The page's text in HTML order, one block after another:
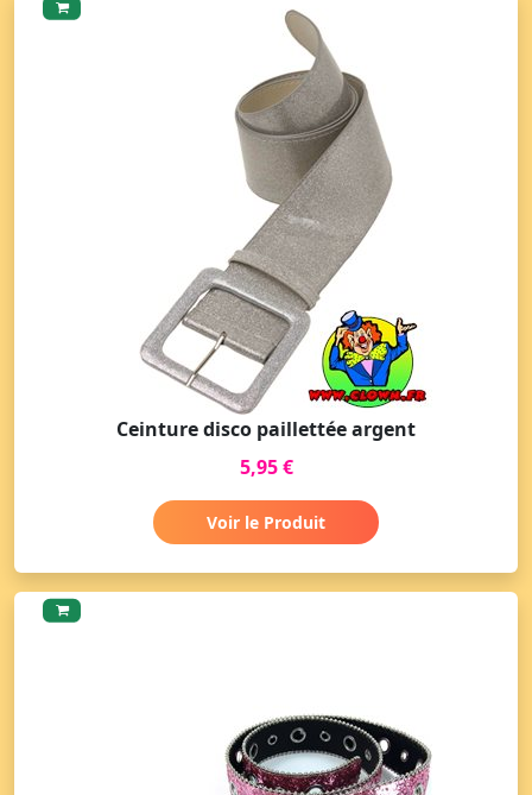
Ceinture disco paillettée argent
5,95 €
Voir le Produit